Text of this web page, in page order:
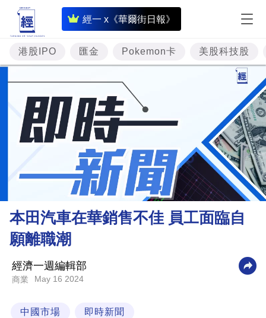
經一 x《華爾街日報》
即
時
財
經
專
題
投
資
樓
市
財
業
科
港股IPO 匯金 Pokemon卡 美股科技股
本田汽車在華銷售不佳 員工面臨自
願離職潮
經濟一週編輯部
商業 May 16 2024
中國市場 即時新聞